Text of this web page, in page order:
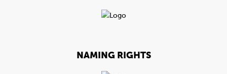
NAMING RIGHTS